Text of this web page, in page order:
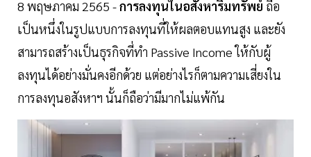
8 พฤษภาคม 2565 -การลงทุนในอสังหาริมทรัพย์ ถือ
เป็นหนึ่งในรูปแบบการลงทุนที่ให้ผลตอบแทนสูง และยัง
สามารถสร้างเป็นธุรกิจที่ทำ Passive Income ให้กับผู้
ลงทุนได้อย่างมั่นคงอีกด้วย แต่อย่างไรก็ตามความเสี่ยงใน
การลงทุนอสังหาฯ นั้นก็ถือว่ามีมากไม่แพ้กัน